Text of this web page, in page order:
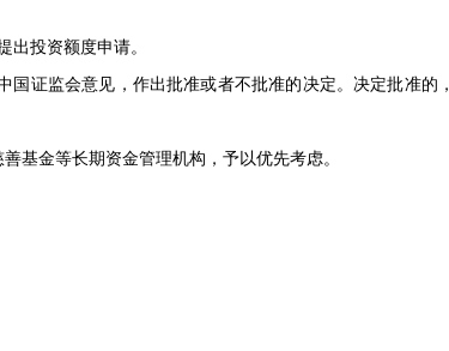
出投资额度申请。
证监会意见，作出批准或者不批准的决定。决定批准的，
金等长期资金管理机构，予以优先考虑。